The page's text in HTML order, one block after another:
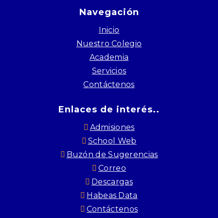
Navegación
Inicio
Nuestro Colegio
Academia
Servicios
Contáctenos
Enlaces de interés..
Admisiones
School Web
Buzón de Sugerencias
Correo
Descargas
Habeas Data
Contáctenos